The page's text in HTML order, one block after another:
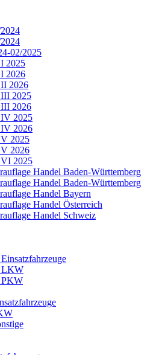
02/2025
2025
2026
2026
2025
2026
2025
2026
2025
2026
2025
Handel Baden-Württemberg
Handel Baden-Württemberg
Handel Bayern
Handel Österreich
Handel Schweiz
LKW